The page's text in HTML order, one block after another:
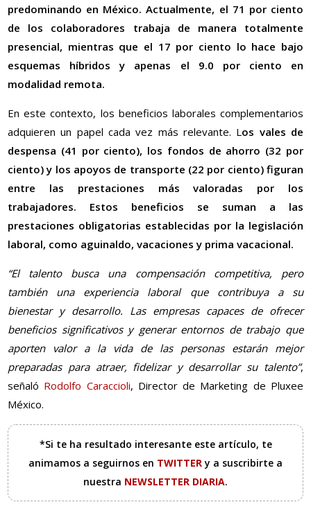
predominando en México. Actualmente, el 71 por ciento
de los colaboradores trabaja de manera totalmente
presencial, mientras que el 17 por ciento lo hace bajo
esquemas híbridos y apenas el 9.0 por ciento en
modalidad remota.
En este contexto, los beneficios laborales complementarios
adquieren un papel cada vez más relevante. Los vales de
despensa (41 por ciento), los fondos de ahorro (32 por
ciento) y los apoyos de transporte (22 por ciento) figuran
entre las prestaciones más valoradas por los
trabajadores. Estos beneficios se suman a las
prestaciones obligatorias establecidas por la legislación
laboral, como aguinaldo, vacaciones y prima vacacional.
“El talento busca una compensación competitiva, pero
también una experiencia laboral que contribuya a su
bienestar y desarrollo. Las empresas capaces de ofrecer
beneficios significativos y generar entornos de trabajo que
aporten valor a la vida de las personas estarán mejor
preparadas para atraer, fidelizar y desarrollar su talento”,
señaló Rodolfo Caraccioli, Director de Marketing de Pluxee
México.
*Si te ha resultado interesante este artículo, te
animamos a seguirnos en TWITTERy a suscribirte a
nuestra NEWSLETTER DIARIA.